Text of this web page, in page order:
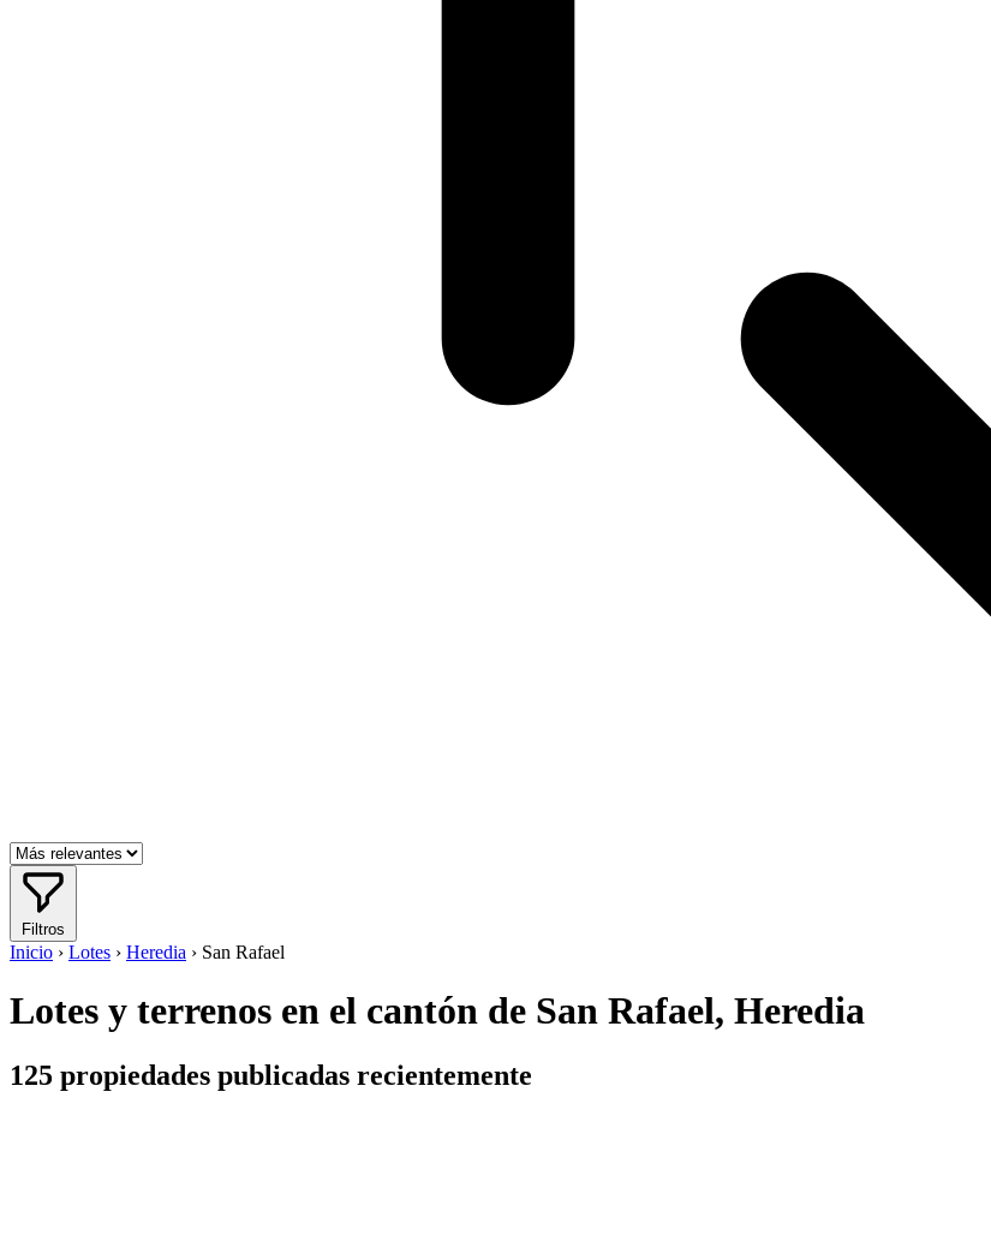
Filtros
Inicio › Lotes › Heredia › San Rafael
Lotes y terrenos en el cantón de San Rafael, Heredia
125 propiedades publicadas recientemente